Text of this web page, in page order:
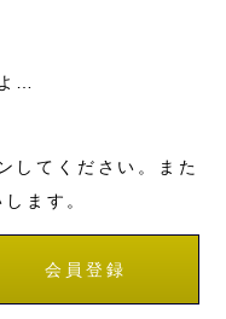
…
してください。また
ます。
会員登録